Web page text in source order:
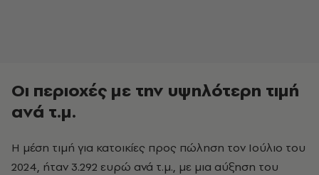
Οι περιοχές με την υψηλότερη τιμή
ανά τ.μ.
Η μέση τιμή για κατοικίες προς πώληση τον Ιούλιο του
2024, ήταν 3.292 ευρώ ανά τ.μ., με μια αύξηση του